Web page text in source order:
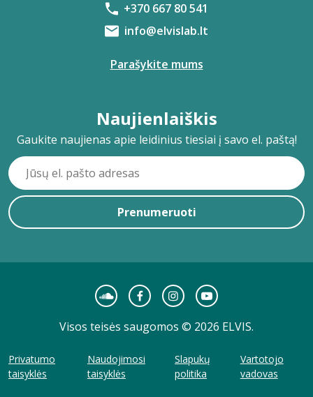
+370 667 80 541
info@elvislab.lt
Parašykite mums
Naujienlaiškis
Gaukite naujienas apie leidinius tiesiai į savo el. paštą!
Prenumeruoti
Visos teisės saugomos © 2026 ELVIS.
Privatumo
taisyklės
Naudojimosi
taisyklės
Slapukų
politika
Vartotojo
vadovas